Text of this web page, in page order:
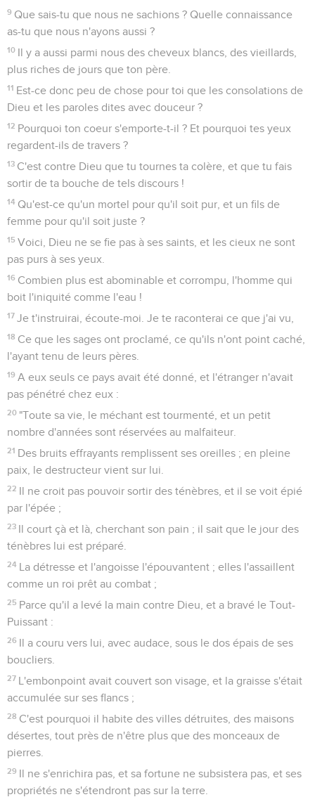
9 Que sais-tu que nous ne sachions ? Quelle connaissance
as-tu que nous n'ayons aussi ?
10 Il y a aussi parmi nous des cheveux blancs, des vieillards,
plus riches de jours que ton père.
11 Est-ce donc peu de chose pour toi que les consolations de
Dieu et les paroles dites avec douceur ?
12 Pourquoi ton coeur s'emporte-t-il ? Et pourquoi tes yeux
regardent-ils de travers ?
13 C'est contre Dieu que tu tournes ta colère, et que tu fais
sortir de ta bouche de tels discours !
14 Qu'est-ce qu'un mortel pour qu'il soit pur, et un fils de
femme pour qu'il soit juste ?
15 Voici, Dieu ne se fie pas à ses saints, et les cieux ne sont
pas purs à ses yeux.
16 Combien plus est abominable et corrompu, l'homme qui
boit l'iniquité comme l'eau !
17 Je t'instruirai, écoute-moi. Je te raconterai ce que j'ai vu,
18 Ce que les sages ont proclamé, ce qu'ils n'ont point caché,
l'ayant tenu de leurs pères.
19 A eux seuls ce pays avait été donné, et l'étranger n'avait
pas pénétré chez eux :
20 "Toute sa vie, le méchant est tourmenté, et un petit
nombre d'années sont réservées au malfaiteur.
21 Des bruits effrayants remplissent ses oreilles ; en pleine
paix, le destructeur vient sur lui.
22 Il ne croit pas pouvoir sortir des ténèbres, et il se voit épié
par l'épée ;
23 Il court çà et là, cherchant son pain ; il sait que le jour des
ténèbres lui est préparé.
24 La détresse et l'angoisse l'épouvantent ; elles l'assaillent
comme un roi prêt au combat ;
25 Parce qu'il a levé la main contre Dieu, et a bravé le Tout-
Puissant :
26 Il a couru vers lui, avec audace, sous le dos épais de ses
boucliers.
27 L'embonpoint avait couvert son visage, et la graisse s'était
accumulée sur ses flancs ;
28 C'est pourquoi il habite des villes détruites, des maisons
désertes, tout près de n'être plus que des monceaux de
pierres.
29 Il ne s'enrichira pas, et sa fortune ne subsistera pas, et ses
propriétés ne s'étendront pas sur la terre.